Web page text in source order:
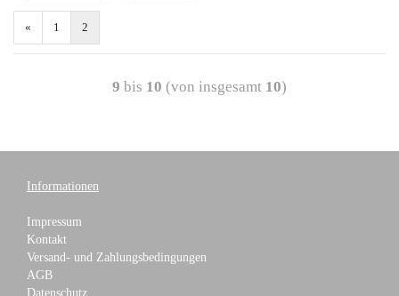
« 1 2
9 bis 10 (von insgesamt 10)
Informationen
Impressum
Kontakt
Versand- und Zahlungsbedingungen
AGB
Datenschutz